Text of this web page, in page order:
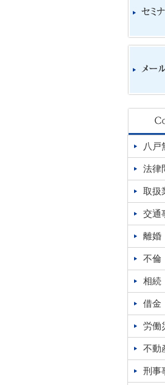
八戸
法律
取扱
交通
離婚
不倫
相続
借金
労働
不動
刑事